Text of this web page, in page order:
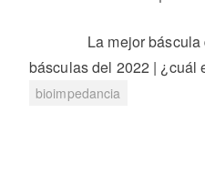
La mejor
básculas del 2022 | ¿cuál
bioimpedancia